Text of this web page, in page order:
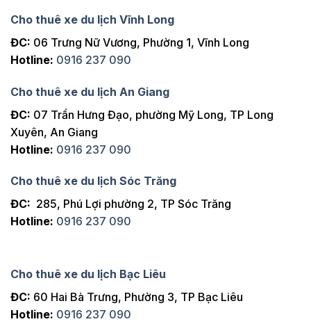
Cho thuê xe du lịch Vĩnh Long
ĐC: 06 Trưng Nữ Vương, Phường 1, Vĩnh Long
Hotline: 0916 237 090
Cho thuê xe du lịch An Giang
ĐC: 07 Trần Hưng Đạo, phường Mỹ Long, TP Long
Xuyên, An Giang
Hotline: 0916 237 090
Cho thuê xe du lịch Sóc Trăng
ĐC: 285, Phú Lợi phường 2, TP Sóc Trăng
Hotline: 0916 237 090
Cho thuê xe du lịch Bạc Liêu
ĐC: 60 Hai Bà Trưng, Phường 3, TP Bạc Liêu
Hotline: 0916 237 090